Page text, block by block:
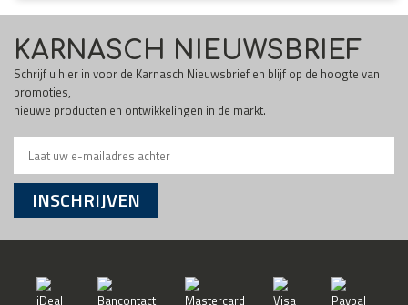
KARNASCH NIEUWSBRIEF
Schrijf u hier in voor de Karnasch Nieuwsbrief en blijf op de hoogte van
promoties,
nieuwe producten en ontwikkelingen in de markt.
INSCHRIJVEN